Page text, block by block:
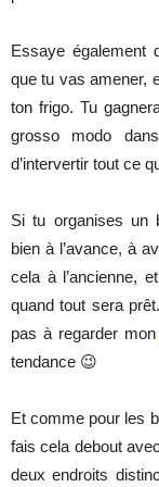
Essaye également
que tu vas amener,
ton frigo. Tu
grosso modo
d’intervertir tout ce
Si tu organises un
bien à l’avance, à
cela à l’ancienne,
quand tout sera
pas à regarder
tendance 😉
Et comme pour les
fais cela debout
deux endroits